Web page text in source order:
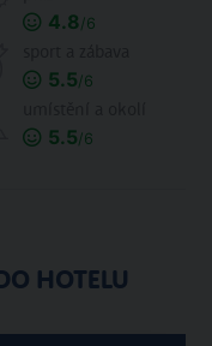
4.8/6
5.5/6
5.5/6
HOTELU